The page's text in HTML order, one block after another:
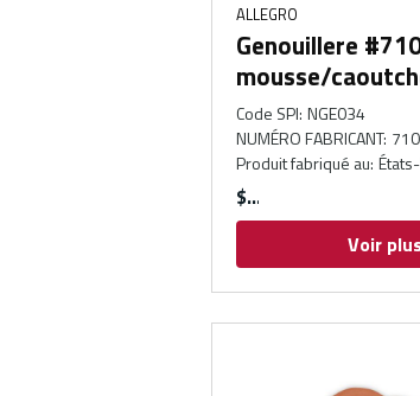
ALLEGRO
Genouillere
mousse/
Code SPI: NGE034
NUMÉRO FABRICANT:
Produit fabriqué au:
$
Voir